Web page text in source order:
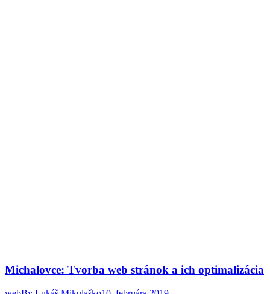
Michalovce: Tvorba web stránok a ich optimalizácia